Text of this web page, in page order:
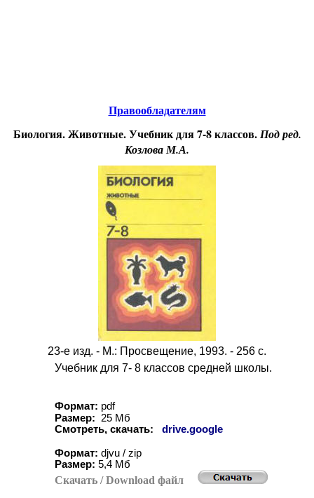
Правообладателям
Биология. Животные. Учебник для 7-8 классов.Под ред.
Козлова М.А.
23-е изд. - М.: Просвещение, 1993. - 256 с.
Учебник для 7- 8 классов средней школы.
Формат: pdf
Размер:
25 Мб
Смотреть, скачать:
drive.google
Формат: djvu / zip
Размер: 5,4 Мб
Скачать / Download файл